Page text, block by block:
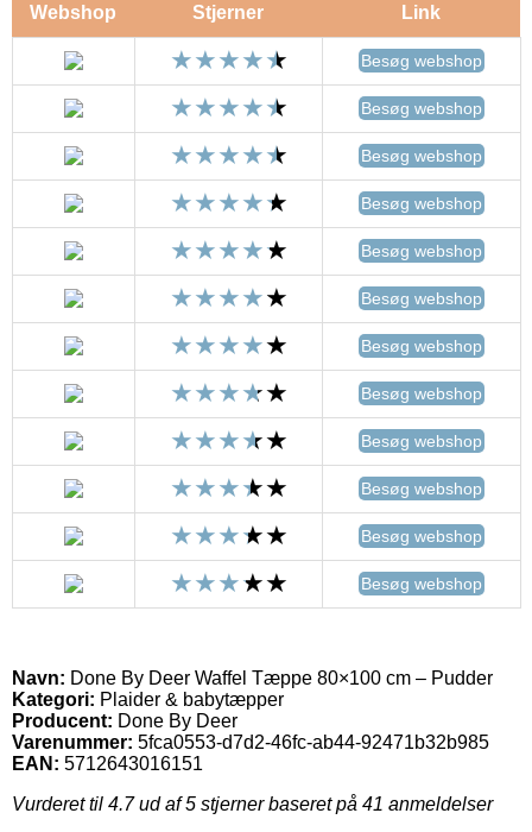
Webshop Stjerner Link
Besøg webshop
Besøg webshop
Besøg webshop
Besøg webshop
Besøg webshop
Besøg webshop
Besøg webshop
Besøg webshop
Besøg webshop
Besøg webshop
Besøg webshop
Besøg webshop
Navn: Done By Deer Waffel Tæppe 80×100 cm – Pudder
Kategori: Plaider & babytæpper
Producent: Done By Deer
Varenummer: 5fca0553-d7d2-46fc-ab44-92471b32b985
EAN: 5712643016151
Vurderet til 4.7ud af 5 stjerner baseret på 41 anmeldelser